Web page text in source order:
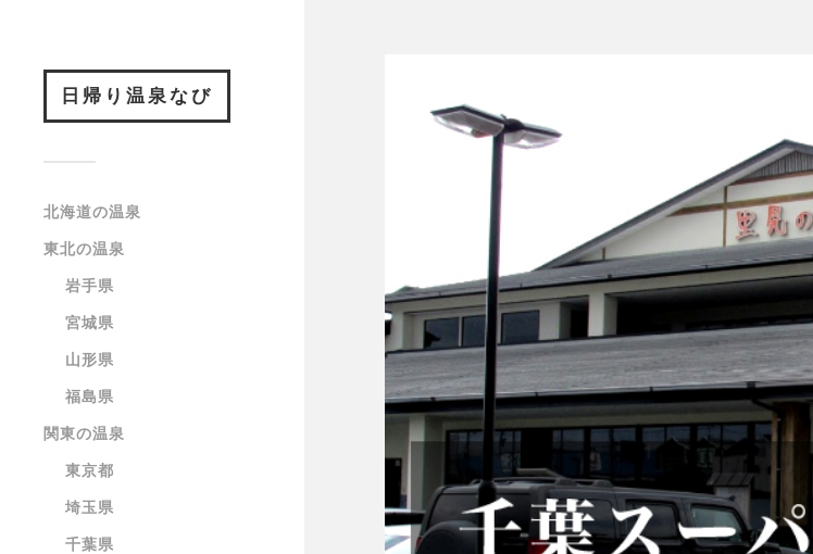
日帰り温泉なび
北海道の温泉
東北の温泉
岩手県
宮城県
山形県
福島県
関東の温泉
東京都
埼玉県
千葉県